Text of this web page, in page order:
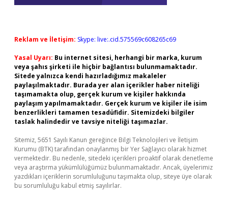
Reklam ve İletişim: Skype: live:.cid.575569c608265c69
Yasal Uyarı: Bu internet sitesi, herhangi bir marka, kurum
veya şahıs şirketi ile hiçbir bağlantısı bulunmamaktadır.
Sitede yalnızca kendi hazırladığımız makaleler
paylaşılmaktadır. Burada yer alan içerikler haber niteliği
taşımamakta olup, gerçek kurum ve kişiler hakkında
paylaşım yapılmamaktadır. Gerçek kurum ve kişiler ile isim
benzerlikleri tamamen tesadüfidir. Sitemizdeki bilgiler
taslak halindedir ve tavsiye niteliği taşımazlar.
Sitemiz, 5651 Sayılı Kanun gereğince Bilgi Teknolojileri ve İletişim
Kurumu (BTK) tarafından onaylanmış bir Yer Sağlayıcı olarak hizmet
vermektedir. Bu nedenle, sitedeki içerikleri proaktif olarak denetleme
veya araştırma yükümlülüğümüz bulunmamaktadır. Ancak, üyelerimiz
yazdıkları içeriklerin sorumluluğunu taşımakta olup, siteye üye olarak
bu sorumluluğu kabul etmiş sayılırlar.